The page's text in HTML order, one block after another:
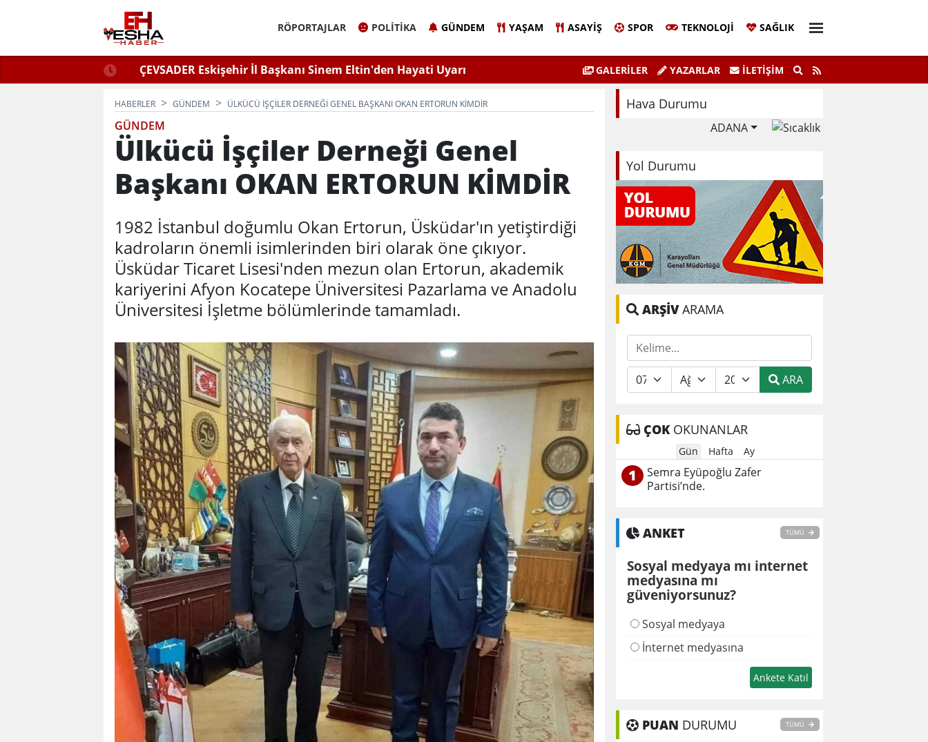
RÖPORTAJLAR POLITIKA GÜNDEM YAŞAM ASAYIŞ SPOR TEKNOLOJI SAĞLIK
Zafer Partisi’nde.
ÇEVSADER Eskişehir İl Başkanı Sinem Eltin'den Hayati Uyarı
Kulaktan Dolma Bilgiyle İlaçlama Ölüm Getirir
Elazığ'da Sivil Katılım Zirvesi Gerçekleştirildi.
GALERİLER YAZARLAR İLETIŞIM
HABERLER GÜNDEM ÜLKÜCÜ İŞÇILER DERNEĞI GENEL BAŞKANI OKAN ERTORUN KİMDİR
GÜNDEM
Ülkücü İşçiler Derneği Genel
Başkanı OKAN ERTORUN KİMDİR
1982 İstanbul doğumlu Okan Ertorun, Üsküdar'ın yetiştirdiği
kadroların önemli isimlerinden biri olarak öne çıkıyor.
Üsküdar Ticaret Lisesi'nden mezun olan Ertorun, akademik
kariyerini Afyon Kocatepe Üniversitesi Pazarlama ve Anadolu
Üniversitesi İşletme bölümlerinde tamamladı.
Hava Durumu
ADANA
Yol Durumu
ARŞİVARAMA
ARA
ÇOKOKUNANLAR
Gün Hafta Ay
1
Semra Eyüpoğlu Zafer
Partisi’nde.
ANKET TÜMÜ
Sosyal medyaya mı internet
medyasına mı
güveniyorsunuz?
Sosyal medyaya
İnternet medyasına
PUAN DURUMU TÜMÜ